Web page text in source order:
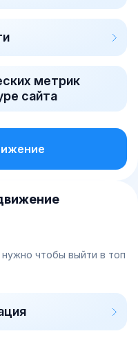
метрик
сайта
чтобы выйти в топ